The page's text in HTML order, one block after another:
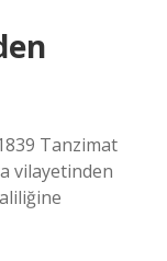
Tanzimat
vilayetinden